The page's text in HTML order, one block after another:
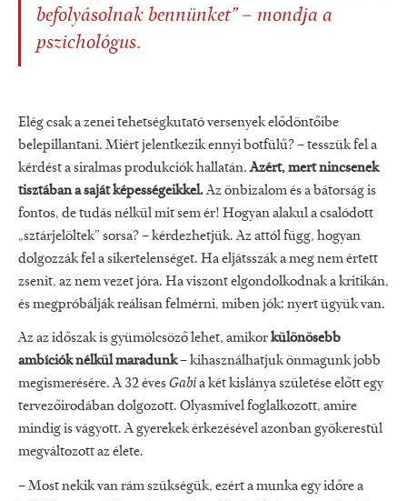
befolyásolnak bennünket” – mondja a
pszichológus.
Elég csak a zenei tehetségkutató versenyek elődöntőibe
belepillantani. Miért jelentkezik ennyi botfülű? – tesszük fel a
kérdést a siralmas produkciók hallatán.Azért, mert nincsenek
tisztában a saját képességeikkel.Az önbizalom és a bátorság is
fontos, de tudás nélkül mit sem ér! Hogyan alakul a csalódott
„sztárjelöltek” sorsa? – kérdezhetjük. Az attól függ, hogyan
dolgozzák fel a sikertelenséget. Ha eljátsszák a meg nem értett
zsenit, az nem vezet jóra. Ha viszont elgondolkodnak a kritikán,
és megpróbálják reálisan felmérni, miben jók: nyert ügyük van.
Az az időszak is gyümölcsöző lehet, amikorkülönösebb
ambíciók nélkül maradunk– kihasználhatjuk önmagunk jobb
megismerésére. A 32 évesGabia két kislánya születése előtt egy
tervezőirodában dolgozott. Olyasmivel foglalkozott, amire
mindig is vágyott. A gyerekek érkezésével azonban gyökerestül
megváltozott az élete.
– Most nekik van rám szükségük, ezért a munka egy időre a